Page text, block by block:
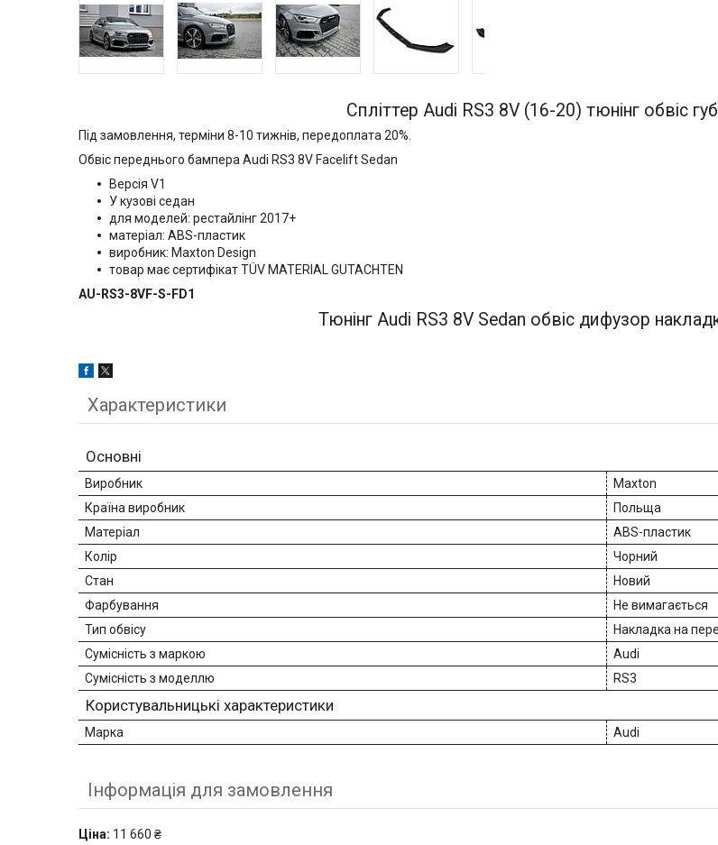
Спліттер Audi RS3 8V (16-20) тюнінг обвіс
Під замовлення, терміни 8-10 тижнів, передоплата 20%.
Обвіс переднього бампера Audi RS3 8V Facelift Sedan
Версія V1
У кузові седан
для моделей: рестайлінг 2017+
матеріал: ABS-пластик
виробник: Maxton Design
товар має сертифікат TÜV MATERIAL GUTACHTEN
AU-RS3-8VF-S-FD1
Тюнінг Audi RS3 8V Sedan обвіс дифузор
Характеристики
Основні
Виробник
Maxton
Країна виробник
Польща
Матеріал
ABS-пластик
Колір
Чорний
Стан
Новий
Фарбування
Не вимагається
Тип обвісу
Накладка на
Сумісність з маркою
Audi
Сумісність з моделлю
RS3
Користувальницькі характеристики
Марка Audi
Інформація для замовлення
Ціна: 11 660 ₴